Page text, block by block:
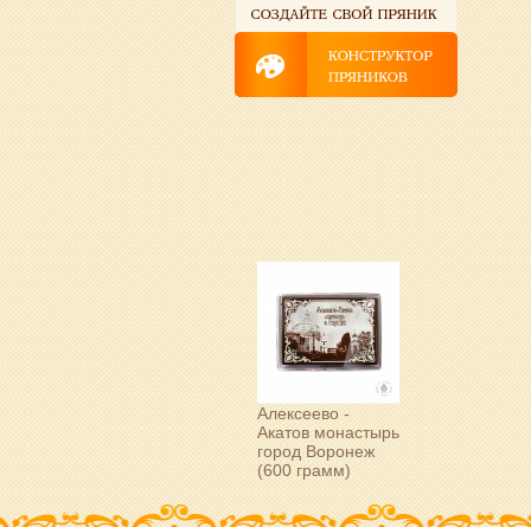
Алексеево -
Акатов монастырь
город Воронеж
(600 грамм)